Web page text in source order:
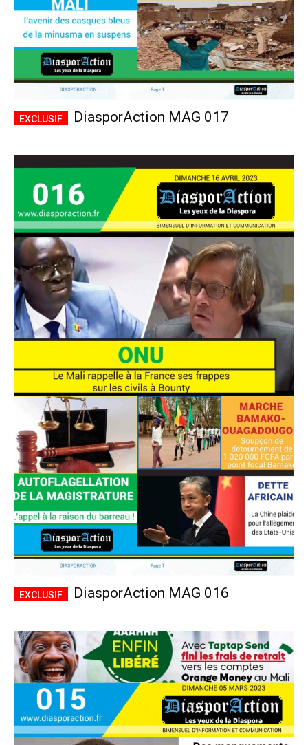
DiasporAction MAG 017
DiasporAction MAG 016